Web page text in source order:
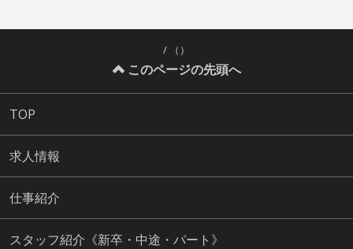
/ （）
このページの先頭へ
TOP
求人情報
仕事紹介
スタッフ紹介《新卒・中途・パート》